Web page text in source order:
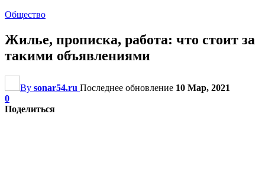
Общество
Жилье, прописка, работа: что стоит за
такими объявлениями
By sonar54.ru Последнее обновление 10 Мар, 2021
0
Поделиться